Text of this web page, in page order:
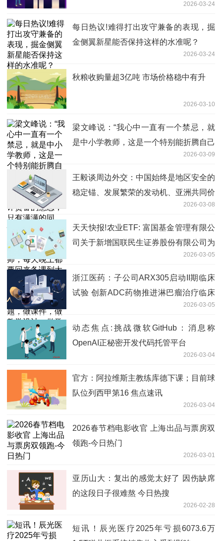
2026-03-24
每日热议!难得打出攻守兼备的表现，掘
金侧翼新星能否保持这样的水准呢？
2026-03-24
秋粮收购量超3亿吨 市场价格稳中有升
2026-03-10
梁文峰说：“我心中一直有一个禁忌，就
是中小学教师，这是一个特别能折腾自己
的群体，可以称为内耗之王！当然，我没
有批评责备的意思，只有满满的同情，他
们实在太累了！我爸爸就是一个中学教
师，每天晚上都要回来备课到大半夜，查
做课件，做教学设计，做学案，做学生的
作业...
2026-03-09
王毅谈周边外交：中国始终是地区安全的
稳定锚、发展繁荣的发动机、亚洲共同价
2026-03-08
天天快报!农业ETF: 富国基金管理有限公
司关于新增国联民生证券股份有限公司为
部分基金申购赎回代理券商的公告2026-03-05
浙江医药：子公司ARX305启动II期临床
试验 创新ADC药物推进淋巴瘤治疗临床
2026-03-05
动态焦点:挑战微软GitHub：消息称
OpenAI正秘密开发代码托管平台
2026-03-04
官方：阿拉维斯主教练库德下课；目前球
队位列西甲第16 焦点速讯
2026-03-04
2026春节档电影收官 上海出品与票房双
领跑-今日热门
2026-03-01
亚历山大：复出的感觉太好了 因伤缺席
的这段日子很难熬 今日热搜
2026-02-28
短讯！辰光医疗2025年亏损6073.6万